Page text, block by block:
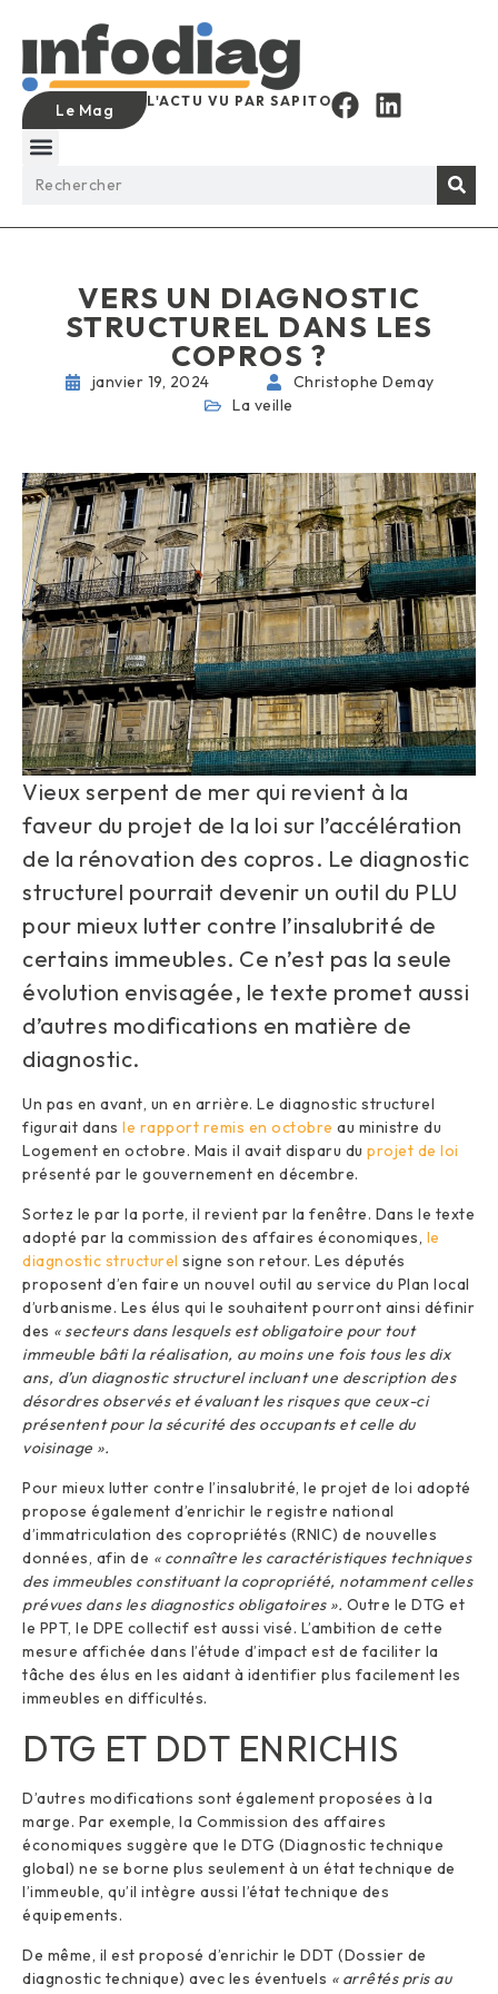
Le Mag L'ACTU VU PAR SAPITO
VERS UN DIAGNOSTIC
STRUCTUREL DANS LES
COPROS ?
janvier 19, 2024
Christophe Demay
La veille
Vieux serpent de mer qui revient à la
faveur du projet de la loi sur l’accélération
de la rénovation des copros. Le diagnostic
structurel pourrait devenir un outil du PLU
pour mieux lutter contre l’insalubrité de
certains immeubles. Ce n’est pas la seule
évolution envisagée, le texte promet aussi
d’autres modifications en matière de
diagnostic.
Un pas en avant, un en arrière. Le diagnostic structurel
figurait dans le rapport remis en octobre au ministre du
Logement en octobre. Mais il avait disparu du projet de loi
présenté par le gouvernement en décembre.
Sortez le par la porte, il revient par la fenêtre. Dans le texte
adopté par la commission des affaires économiques, le
diagnostic structurel signe son retour. Les députés
proposent d’en faire un nouvel outil au service du Plan local
d’urbanisme. Les élus qui le souhaitent pourront ainsi définir
des « secteurs dans lesquels est obligatoire pour tout
immeuble bâti la réalisation, au moins une fois tous les dix
ans, d’un diagnostic structurel incluant une description des
désordres observés et évaluant les risques que ceux-ci
présentent pour la sécurité des occupants et celle du
voisinage ».
Pour mieux lutter contre l’insalubrité, le projet de loi adopté
propose également d’enrichir le registre national
d’immatriculation des copropriétés (RNIC) de nouvelles
données, afin de « connaître les caractéristiques techniques
des immeubles constituant la copropriété, notamment celles
prévues dans les diagnostics obligatoires ». Outre le DTG et
le PPT, le DPE collectif est aussi visé. L’ambition de cette
mesure affichée dans l’étude d’impact est de faciliter la
tâche des élus en les aidant à identifier plus facilement les
immeubles en difficultés.
DTG ET DDT ENRICHIS
D’autres modifications sont également proposées à la
marge. Par exemple, la Commission des affaires
économiques suggère que le DTG (Diagnostic technique
global) ne se borne plus seulement à un état technique de
l’immeuble, qu’il intègre aussi l’état technique des
équipements.
De même, il est proposé d’enrichir le DDT (Dossier de
diagnostic technique) avec les éventuels « arrêtés pris au